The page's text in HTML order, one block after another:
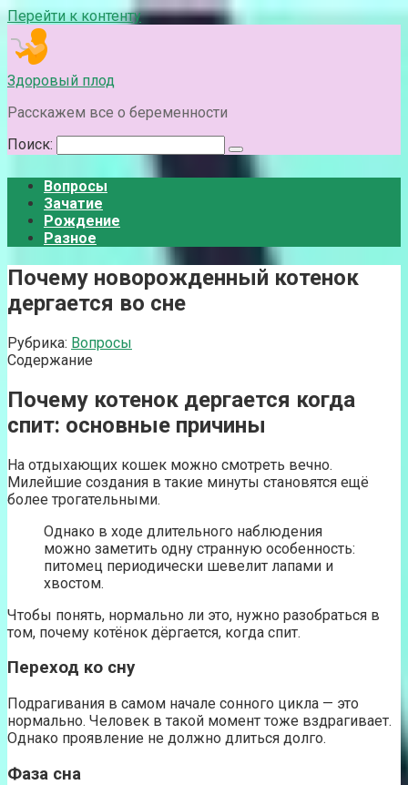
Перейти к контенту
Здоровый плод
Расскажем все о беременности
Поиск:
Вопросы
Зачатие
Рождение
Разное
Почему новорожденный котенок
дергается во сне
Рубрика: Вопросы
Содержание
Почему котенок дергается когда
спит: основные причины
На отдыхающих кошек можно смотреть вечно.
Милейшие создания в такие минуты становятся ещё
более трогательными.
Однако в ходе длительного наблюдения
можно заметить одну странную особенность:
питомец периодически шевелит лапами и
хвостом.
Чтобы понять, нормально ли это, нужно разобраться в
том, почему котёнок дёргается, когда спит.
Переход ко сну
Подрагивания в самом начале сонного цикла — это
нормально. Человек в такой момент тоже вздрагивает.
Однако проявление не должно длиться долго.
Фаза сна